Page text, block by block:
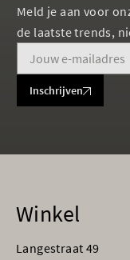
Meld je aan voor
de laatste trends,
Inschrijven
Winkel
Langestraat 49